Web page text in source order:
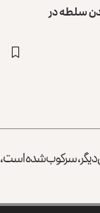
سلطه در
دیگر، سرکوب شده است،